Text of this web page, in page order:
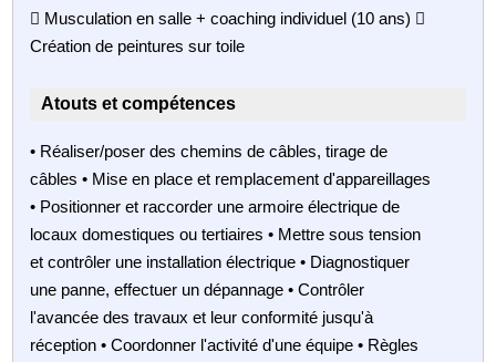
 Musculation en salle + coaching individuel (10 ans) 
Création de peintures sur toile
Atouts et compétences
• Réaliser/poser des chemins de câbles, tirage de
câbles • Mise en place et remplacement d'appareillages
• Positionner et raccorder une armoire électrique de
locaux domestiques ou tertiaires • Mettre sous tension
et contrôler une installation électrique • Diagnostiquer
une panne, effectuer un dépannage • Contrôler
l'avancée des travaux et leur conformité jusqu'à
réception • Coordonner l'activité d'une équipe • Règles